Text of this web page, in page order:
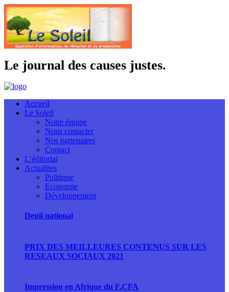
Le journal des causes justes.
Accueil
Le Soleil
Notre équipe
Nous contacter
Nos partenaires
Contact
L’éditorial
Actualites
Politique
Economie
Développement
Deuil national
PRIX DES MEILLEURES CONTENUS SUR LES
RESEAUX SOCIAUX 2021
Impression en Afrique du F.CFA